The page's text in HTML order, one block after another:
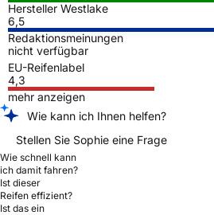
Hersteller Westlake
6,5
Redaktionsmeinungen
nicht verfügbar
EU-Reifenlabel
4,3
mehr anzeigen
Wie kann ich Ihnen helfen?
Stellen Sie Sophie eine Frage
Wie schnell kann
ich damit fahren?
Ist dieser
Reifen effizient?
Ist das ein